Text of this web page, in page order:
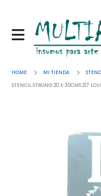
HOME MI TIENDA
STENCIL STRONG 20 X 30CMS 217